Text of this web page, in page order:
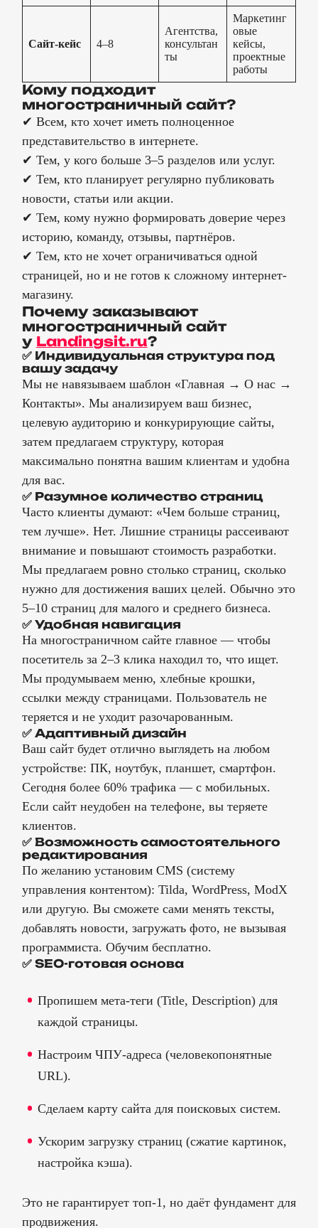
Сайт-кейс 4–8
Агентства,
консультан
ты
Маркетинг
овые
кейсы,
проектные
работы
Кому подходит
многостраничный сайт?
✔ Всем, кто хочет иметь полноценное
представительство в интернете.
✔ Тем, у кого больше 3–5 разделов или услуг.
✔ Тем, кто планирует регулярно публиковать
новости, статьи или акции.
✔ Тем, кому нужно формировать доверие через
историю, команду, отзывы, партнёров.
✔ Тем, кто не хочет ограничиваться одной
страницей, но и не готов к сложному интернет-
магазину.
Почему заказывают
многостраничный сайт
у Landingsit.ru?
✅ Индивидуальная структура под
вашу задачу
Мы не навязываем шаблон «Главная → О нас →
Контакты». Мы анализируем ваш бизнес,
целевую аудиторию и конкурирующие сайты,
затем предлагаем структуру, которая
максимально понятна вашим клиентам и удобна
для вас.
✅ Разумное количество страниц
Часто клиенты думают: «Чем больше страниц,
тем лучше». Нет. Лишние страницы рассеивают
внимание и повышают стоимость разработки.
Мы предлагаем ровно столько страниц, сколько
нужно для достижения ваших целей. Обычно это
5–10 страниц для малого и среднего бизнеса.
✅ Удобная навигация
На многостраничном сайте главное — чтобы
посетитель за 2–3 клика находил то, что ищет.
Мы продумываем меню, хлебные крошки,
ссылки между страницами. Пользователь не
теряется и не уходит разочарованным.
✅ Адаптивный дизайн
Ваш сайт будет отлично выглядеть на любом
устройстве: ПК, ноутбук, планшет, смартфон.
Сегодня более 60% трафика — с мобильных.
Если сайт неудобен на телефоне, вы теряете
клиентов.
✅ Возможность самостоятельного
редактирования
По желанию установим CMS (систему
управления контентом): Tilda, WordPress, ModX
или другую. Вы сможете сами менять тексты,
добавлять новости, загружать фото, не вызывая
программиста. Обучим бесплатно.
✅ SEO-готовая основа
Пропишем мета-теги (Title, Description) для
каждой страницы.
Настроим ЧПУ-адреса (человекопонятные
URL).
Сделаем карту сайта для поисковых систем.
Ускорим загрузку страниц (сжатие картинок,
настройка кэша).
Это не гарантирует топ-1, но даёт фундамент для
продвижения.